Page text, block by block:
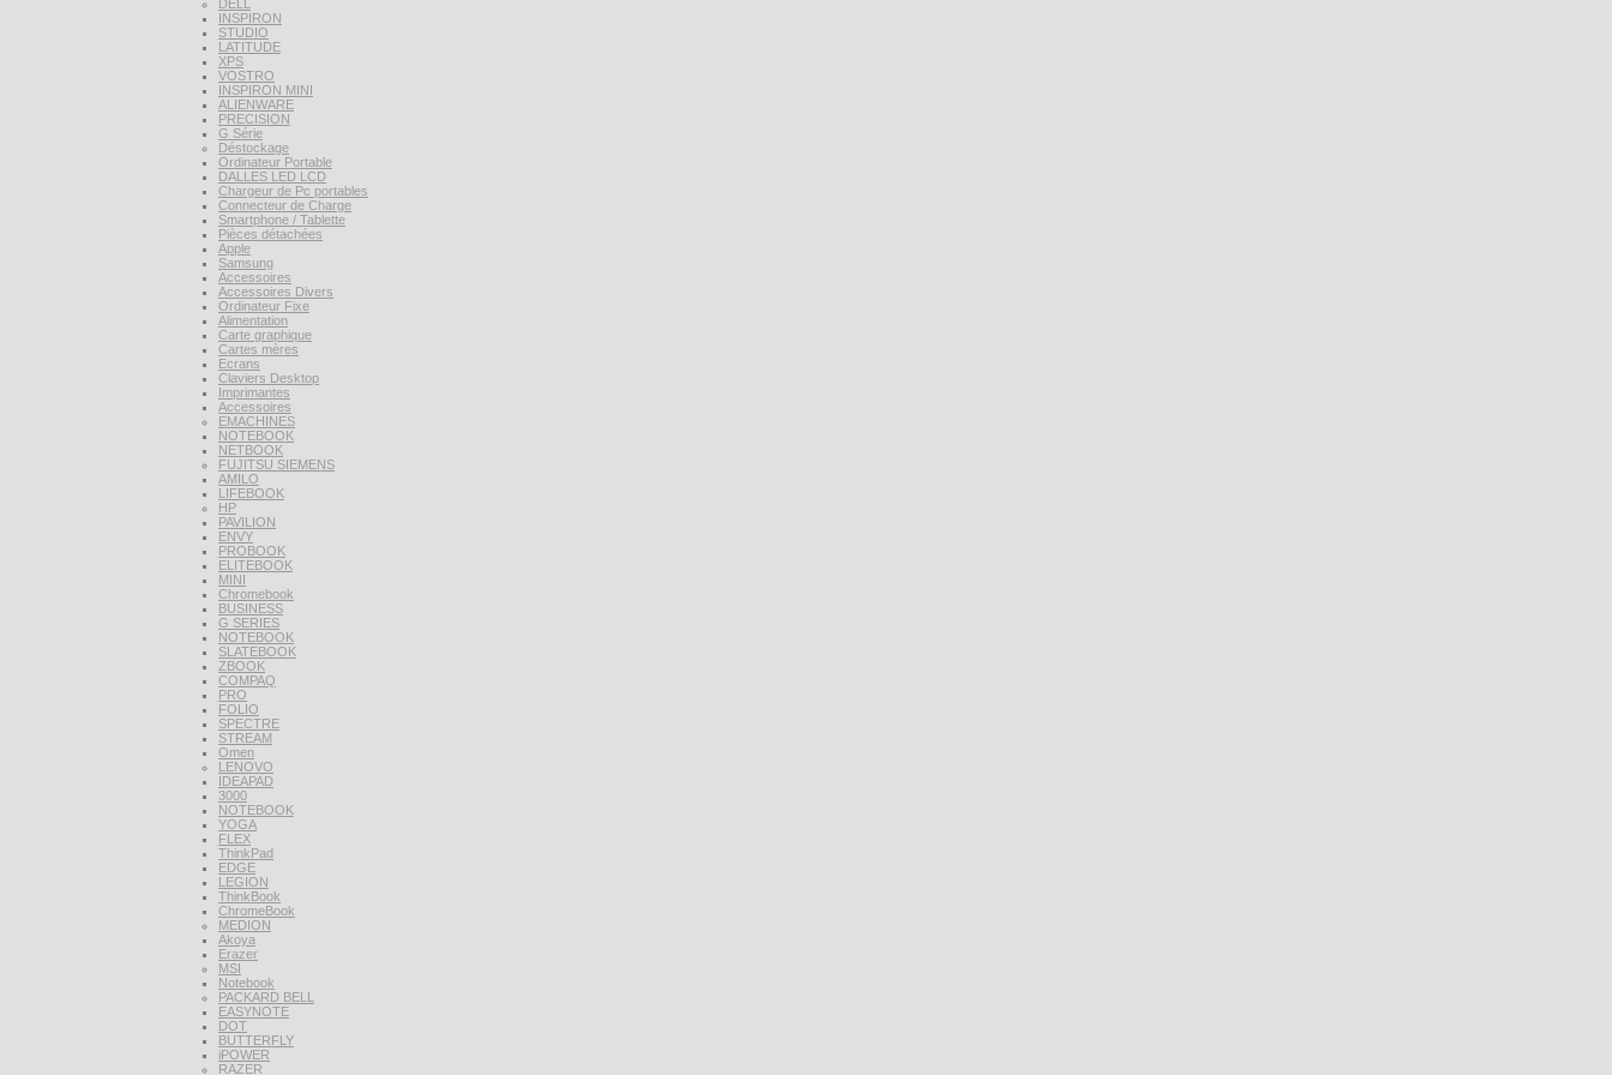
DELL
INSPIRON
STUDIO
LATITUDE
XPS
VOSTRO
INSPIRON MINI
ALIENWARE
PRECISION
G Série
Déstockage
Ordinateur Portable
DALLES LED LCD
Chargeur de Pc portables
Connecteur de Charge
Smartphone / Tablette
Pièces détachées
Apple
Samsung
Accessoires
Accessoires Divers
Ordinateur Fixe
Alimentation
Carte graphique
Cartes mères
Ecrans
Claviers Desktop
Imprimantes
Accessoires
EMACHINES
NOTEBOOK
NETBOOK
FUJITSU SIEMENS
AMILO
LIFEBOOK
HP
PAVILION
ENVY
PROBOOK
ELITEBOOK
MINI
Chromebook
BUSINESS
G SERIES
NOTEBOOK
SLATEBOOK
ZBOOK
COMPAQ
PRO
FOLIO
SPECTRE
STREAM
Omen
LENOVO
IDEAPAD
3000
NOTEBOOK
YOGA
FLEX
ThinkPad
EDGE
LEGION
ThinkBook
ChromeBook
MEDION
Akoya
Erazer
MSI
Notebook
PACKARD BELL
EASYNOTE
DOT
BUTTERFLY
iPOWER
RAZER